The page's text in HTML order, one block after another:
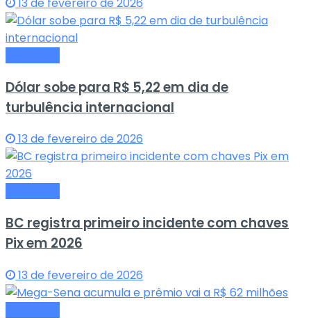
Dólar sobe para R$ 5,22 em dia de
turbulência internacional
13 de fevereiro de 2026
BC registra primeiro incidente com chaves
Pix em 2026
13 de fevereiro de 2026